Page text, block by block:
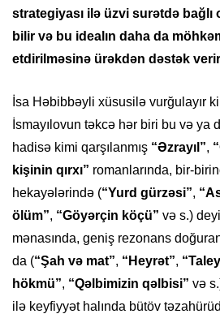
strategiyası ilə üzvi surətdə
bilir və bu idealın daha da
etdirilməsinə ürəkdən dəstək
İsa Həbibbəyli xüsusilə vurğulayır
İsmayılovun təkcə hər biri bu və ya
hadisə kimi qarşılanmış “Əzrayıl”,
kişinin qırxı” romanlarında, bir-
hekayələrində (“Yurd gürzəsi”,
ölüm”, “Göyərçin köçü” və s.)
mənasında, geniş rezonans
da (“Şah və mat”, “Heyrət”,
hökmü”, “Qəlbimizin qəlbisi” və
ilə keyfiyyət halında bütöv